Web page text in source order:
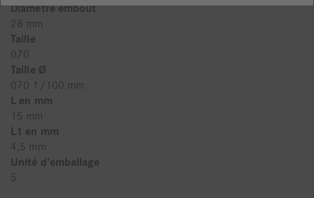
Diamètre embout
28 mm
Taille
070
Taille Ø
070 1/100 mm
L en mm
15 mm
L1 en mm
4,5 mm
Unité d'emballage
5